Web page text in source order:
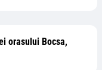
orasului Bocsa,